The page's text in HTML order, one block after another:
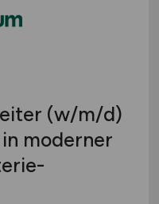
(w/m/d)
moderner